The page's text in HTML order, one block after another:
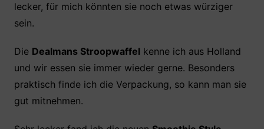
lecker, für mich könnten sie noch etwas würziger
sein.
Die Dealmans Stroopwaffelkenne ich aus Holland
und wir essen sie immer wieder gerne. Besonders
praktisch finde ich die Verpackung, so kann man sie
gut mitnehmen.